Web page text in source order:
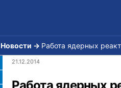
Новости → Работа ядерных
21.12.2014